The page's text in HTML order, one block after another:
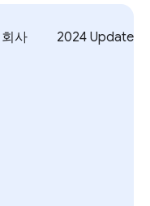
회사 2024 Updates